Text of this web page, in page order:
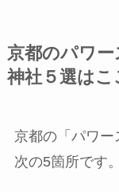
京都のパワ
神社５選はこ
京都の「パワー
次の5箇所です。